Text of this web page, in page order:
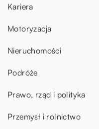
Kariera
Motoryzacja
Nieruchomości
Podróże
Prawo, rząd i polityka
Przemysł i rolnictwo